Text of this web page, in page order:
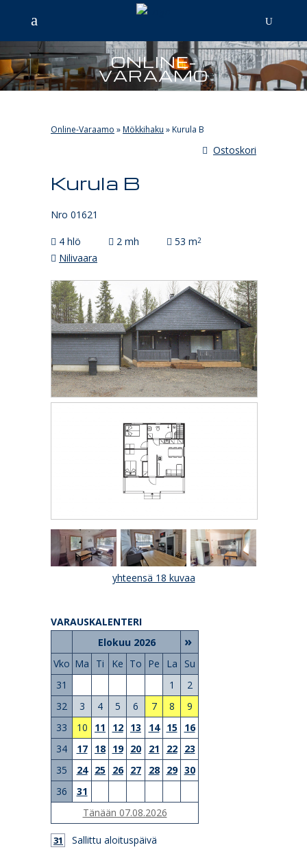
ONLINE-
VARAAMO
Online-Varaamo »Mökkihaku »Kurula B
Ostoskori
Kurula B
Nro 01621
4 hlö 2 mh 53 m2
Nilivaara
yhteensä 18 kuvaa
VARAUSKALENTERI
Elokuu 2026
»
Vko Ma Ti Ke To Pe La
Su
31
1
2
32
3 4 5 6 7 8
9
33
10 11 12 13 14 15
16
34
17 18 19 20 21 22
23
35
24 25 26 27 28 29 30
36
31
Tänään 07.08.2026
31
Sallittu aloituspäivä